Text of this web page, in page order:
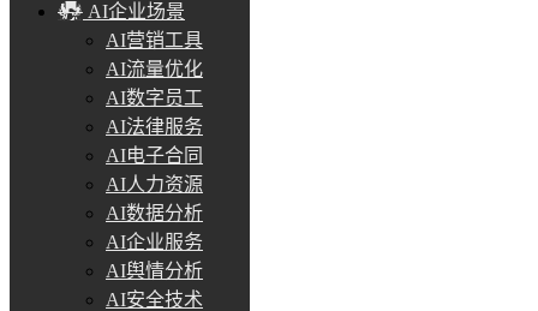
AI企业场景
AI营销工具
AI流量优化
AI数字员工
AI法律服务
AI电子合同
AI人力资源
AI数据分析
AI企业服务
AI舆情分析
AI安全技术